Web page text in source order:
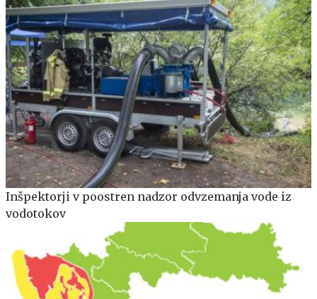
Inšpektorji v poostren nadzor odvzemanja vode iz
vodotokov